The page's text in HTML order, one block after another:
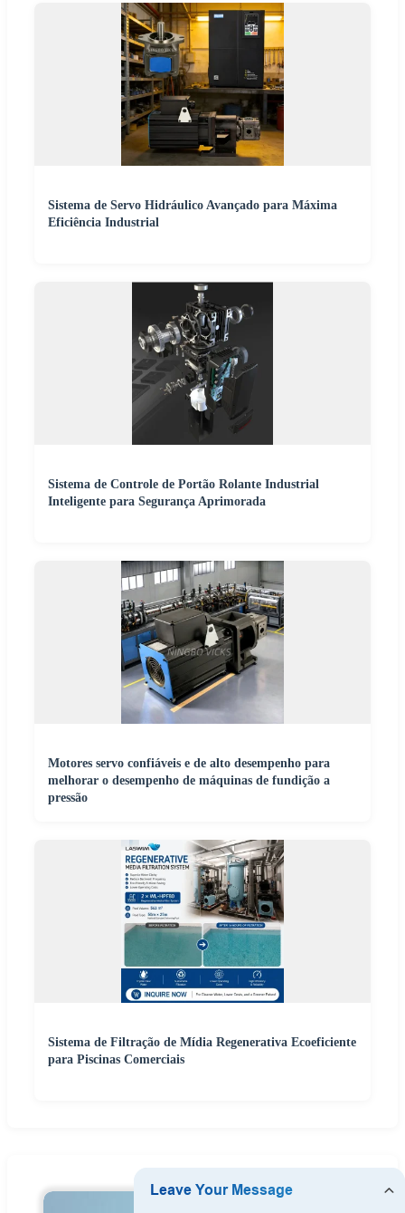
Sistema de Servo Hidráulico Avançado para Máxima
Eficiência Industrial
Sistema de Controle de Portão Rolante Industrial
Inteligente para Segurança Aprimorada
Motores servo confiáveis e de alto desempenho para
melhorar o desempenho de máquinas de fundição a
pressão
Sistema de Filtração de Mídia Regenerativa Ecoeficiente
para Piscinas Comerciais